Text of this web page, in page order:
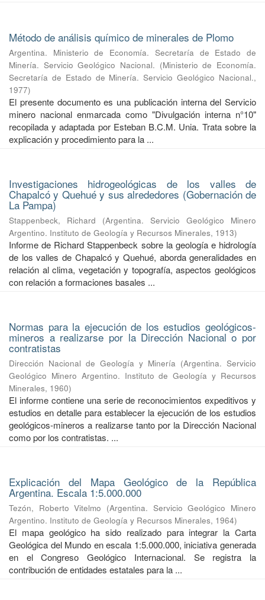
Método de análisis químico de minerales de Plomo
Argentina. Ministerio de Economía. Secretaría de Estado de
Minería. Servicio Geológico Nacional. (Ministerio de Economía.
Secretaría de Estado de Minería. Servicio Geológico Nacional.,
1977)
El presente documento es una publicación interna del Servicio
minero nacional enmarcada como "Divulgación interna n°10"
recopilada y adaptada por Esteban B.C.M. Unia. Trata sobre la
explicación y procedimiento para la ...
Investigaciones hidrogeológicas de los valles de
Chapalcó y Quehué y sus alrededores (Gobernación de
La Pampa)
Stappenbeck, Richard (Argentina. Servicio Geológico Minero
Argentino. Instituto de Geología y Recursos Minerales, 1913)
Informe de Richard Stappenbeck sobre la geología e hidrología
de los valles de Chapalcó y Quehué, aborda generalidades en
relación al clima, vegetación y topografía, aspectos geológicos
con relación a formaciones basales ...
Normas para la ejecución de los estudios geológicos-
mineros a realizarse por la Dirección Nacional o por
contratistas
Dirección Nacional de Geología y Minería (Argentina. Servicio
Geológico Minero Argentino. Instituto de Geología y Recursos
Minerales, 1960)
El informe contiene una serie de reconocimientos expeditivos y
estudios en detalle para establecer la ejecución de los estudios
geológicos-mineros a realizarse tanto por la Dirección Nacional
como por los contratistas. ...
Explicación del Mapa Geológico de la República
Argentina. Escala 1:5.000.000
Tezón, Roberto Vitelmo (Argentina. Servicio Geológico Minero
Argentino. Instituto de Geología y Recursos Minerales, 1964)
El mapa geológico ha sido realizado para integrar la Carta
Geológica del Mundo en escala 1:5.000.000, iniciativa generada
en el Congreso Geológico Internacional. Se registra la
contribución de entidades estatales para la ...